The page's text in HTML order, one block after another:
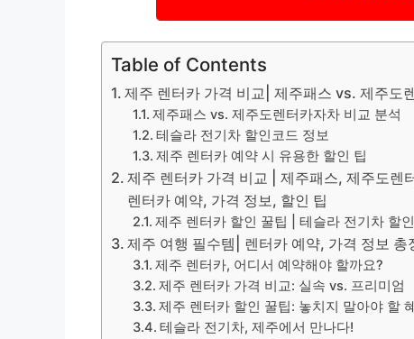
Table of Contents
제주 렌터카 가격 비교| 제주패스 vs. 제주도
제주패스 vs. 제주도렌터카자차 비교 분석
테슬라 전기차 할인코드 정보
제주 렌터카 예약 시 유용한 할인 팁
제주 렌터카 가격 비교 | 제주패스, 제주도렌
렌터카 예약, 가격 정보, 할인 팁
제주 렌터카 할인 꿀팁 | 테슬라 전기차 할
제주 여행 필수템| 렌터카 예약, 가격 정보 총
제주 렌터카, 어디서 예약해야 할까요?
제주 렌터카 가격 비교: 실속 vs. 프리미엄
제주 렌터카 할인 꿀팁: 놓치지 말아야 할
테슬라 전기차, 제주에서 만나다!